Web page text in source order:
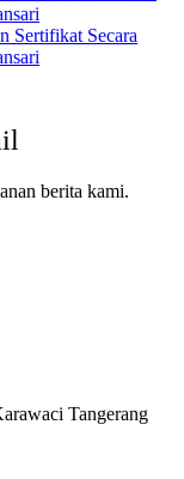
Sertifikat Secara
berita kami.
Tangerang